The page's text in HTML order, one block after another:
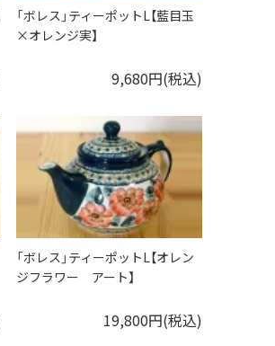
「ボレス」ティーポットL【藍目玉
×オレンジ実】
9,680円(税込)
「ボレス」ティーポットL【オレン
ジフラワー アート】
19,800円(税込)